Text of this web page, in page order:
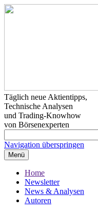
Täglich neue Aktientipps,
Technische Analysen
und Trading-Knowhow
von Börsenexperten
Navigation überspringen
Menü
Home
Newsletter
News & Analysen
Autoren